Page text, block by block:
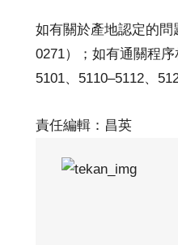
如有關於產地認定的
0271）；如有通關程
5101、5110–5112、
責任編輯：昌英